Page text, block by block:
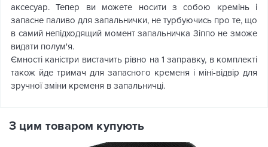
аксесуар. Тепер ви можете носити з собою кремінь і
запасне паливо для запальнички, не турбуючись про те, що
в самий непідходящий момент запальничка Зіппо не зможе
видати полум'я.
Ємності каністри вистачить рівно на 1 заправку, в комплекті
також йде тримач для запасного кременя і міні-відвір для
зручної зміни кременя в запальничці.
З цим товаром купують